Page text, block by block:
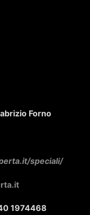
Forno
speciali/
1974468